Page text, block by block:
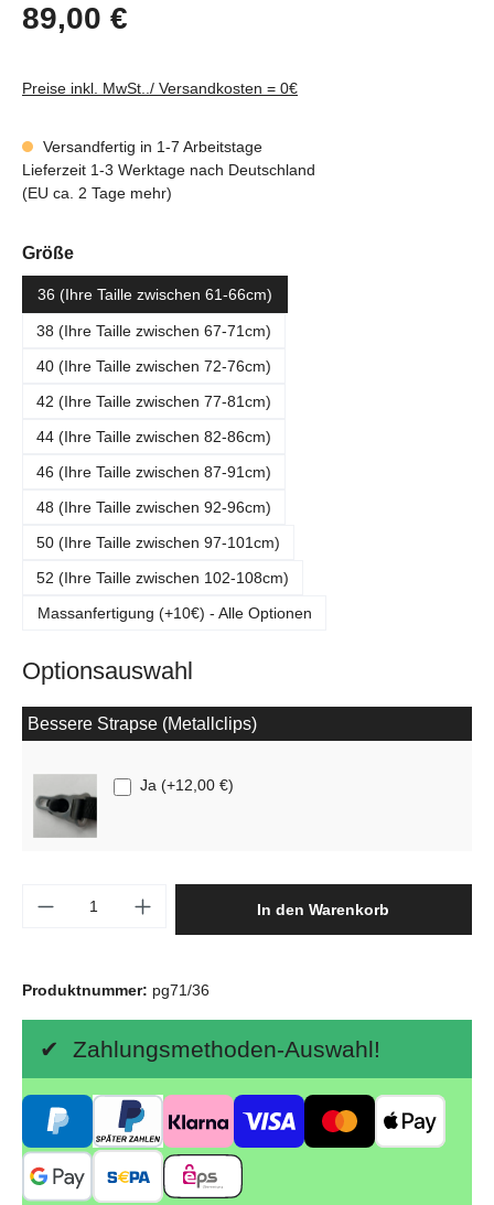
89,00 €
Preise inkl. MwSt../ Versandkosten = 0€
Versandfertig in 1-7 Arbeitstage
Lieferzeit 1-3 Werktage nach Deutschland
(EU ca. 2 Tage mehr)
Größeauswählen
36 (Ihre Taille zwischen 61-66cm)
38 (Ihre Taille zwischen 67-71cm)
40 (Ihre Taille zwischen 72-76cm)
42 (Ihre Taille zwischen 77-81cm)
44 (Ihre Taille zwischen 82-86cm)
46 (Ihre Taille zwischen 87-91cm)
48 (Ihre Taille zwischen 92-96cm)
50 (Ihre Taille zwischen 97-101cm)
52 (Ihre Taille zwischen 102-108cm)
Massanfertigung (+10€) - Alle Optionen
Optionsauswahl
Bessere Strapse (Metallclips)
Ja (+12,00 €)
Produkt Anzahl: Gib den gewünschten
In den Warenkorb
Produktnummer: pg71/36
✔ Zahlungsmethoden-Auswahl!